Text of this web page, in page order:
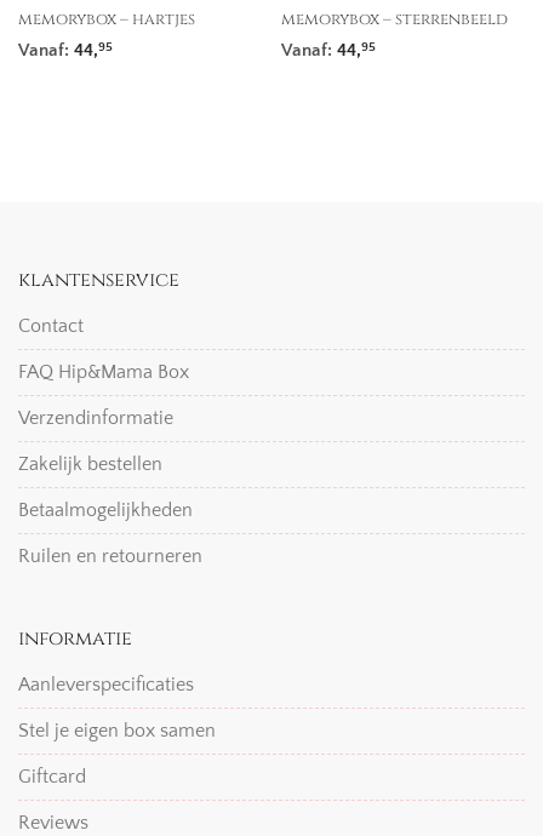
memorybox – hartjes
Vanaf: 44,95
memorybox – sterrenbeeld
Vanaf: 44,95
klantenservice
Contact
FAQ Hip&Mama Box
Verzendinformatie
Zakelijk bestellen
Betaalmogelijkheden
Ruilen en retourneren
informatie
Aanleverspecificaties
Stel je eigen box samen
Giftcard
Reviews